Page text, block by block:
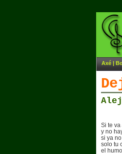
Axé |
Si te
y no
si ya
solo tu
el